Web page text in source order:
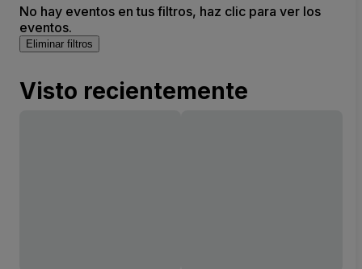
No hay eventos en tus filtros, haz clic para ver los
eventos.
Eliminar filtros
Visto recientemente